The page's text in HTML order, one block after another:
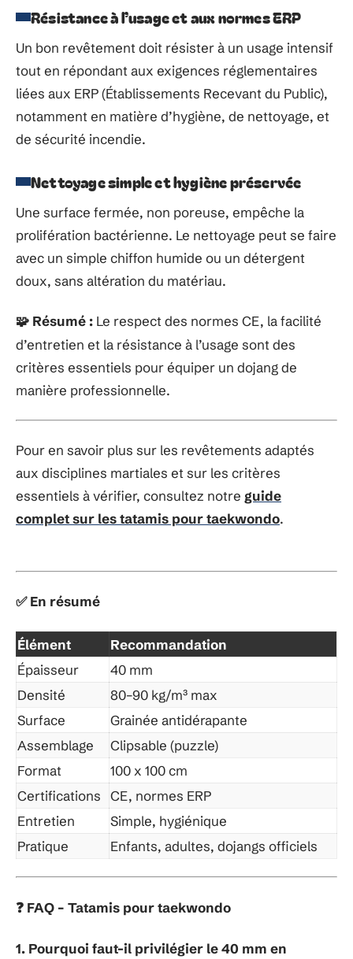
Résistance à l’usage et aux normes ERP
Un bon revêtement doit résister à un usage intensif
tout en répondant aux exigences réglementaires
liées aux ERP (Établissements Recevant du Public),
notamment en matière d’hygiène, de nettoyage, et
de sécurité incendie.
Nettoyage simple et hygiène préservée
Une surface fermée, non poreuse, empêche la
prolifération bactérienne. Le nettoyage peut se faire
avec un simple chiffon humide ou un détergent
doux, sans altération du matériau.
🧩 Résumé : Le respect des normes CE, la facilité
d’entretien et la résistance à l’usage sont des
critères essentiels pour équiper un dojang de
manière professionnelle.
Pour en savoir plus sur les revêtements adaptés
aux disciplines martiales et sur les critères
essentiels à vérifier, consultez notre guide
complet sur les tatamis pour taekwondo.
✅En résumé
Élément
Recommandation
Épaisseur
40 mm
Densité
80–90 kg/m³ max
Surface
Grainée antidérapante
Assemblage
Clipsable (puzzle)
Format
100 x 100 cm
Certifications
CE, normes ERP
Entretien
Simple, hygiénique
Pratique
Enfants, adultes, dojangs officiels
❓ FAQ – Tatamis pour taekwondo
1. Pourquoi faut-il privilégier le 40 mm en